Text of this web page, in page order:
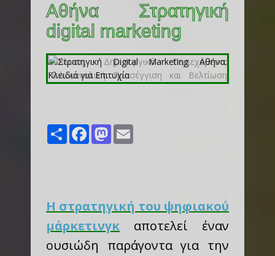
Αθήνα Στρατηγική
digital marketing
Share FacebookMastodon
Η στρατηγική του ψηφιακού
μάρκετινγκ αποτελεί έναν
ουσιώδη παράγοντα για την